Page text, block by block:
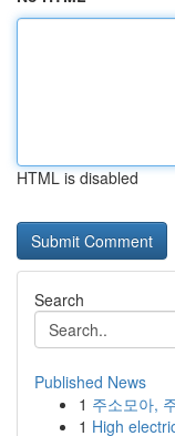
HTML is disabled
Search
Published News
1 주소모아,
1 High